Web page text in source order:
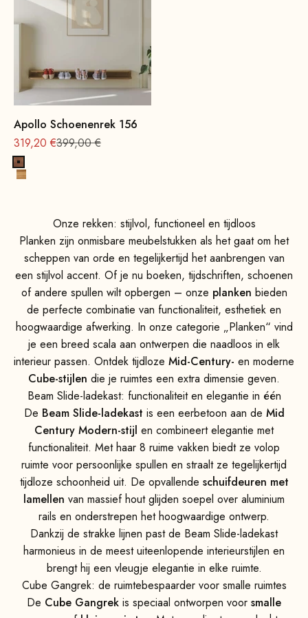
Apollo Schoenenrek 156
Aanbieding vanaf
319,20 €Normale
399,00 €
Beukenhout, notenhoutbeits
Eikenhout, naturel
Onze rekken: stijlvol, functioneel en tijdloos
Planken zijn onmisbare meubelstukken als het gaat om het
scheppen van orde en tegelijkertijd het aanbrengen van
een stijlvol accent. Of je nu boeken, tijdschriften, schoenen
of andere spullen wilt opbergen – onze planken bieden
de perfecte combinatie van functionaliteit, esthetiek en
hoogwaardige afwerking. In onze categorie „Planken“ vind
je een breed scala aan ontwerpen die naadloos in elk
interieur passen. Ontdek tijdloze Mid-Century- en moderne
Cube-stijlen die je ruimtes een extra dimensie geven.
Beam Slide-ladekast: functionaliteit en elegantie in één
De Beam Slide-ladekast is een eerbetoon aan de Mid
Century Modern-stijl en combineert elegantie met
functionaliteit. Met haar 8 ruime vakken biedt ze volop
ruimte voor persoonlijke spullen en straalt ze tegelijkertijd
tijdloze schoonheid uit. De opvallende schuifdeuren met
lamellen van massief hout glijden soepel over aluminium
rails en onderstrepen het hoogwaardige ontwerp.
Dankzij de strakke lijnen past de Beam Slide-ladekast
harmonieus in de meest uiteenlopende interieurstijlen en
brengt hij een vleugje elegantie in elke ruimte.
Cube Gangrek: de ruimtebespaarder voor smalle ruimtes
De Cube Gangrek is speciaal ontworpen voor smalle